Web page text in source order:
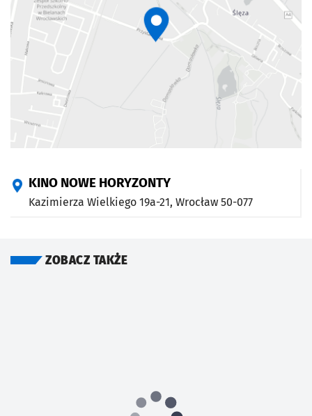
KINO NOWE HORYZONTY
Kazimierza Wielkiego 19a-21, Wrocław 50-077
ZOBACZ TAKŻE